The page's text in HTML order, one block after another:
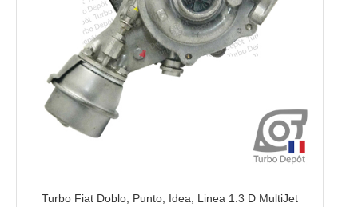
Turbo Fiat Doblo, Punto, Idea, Linea 1.3 D MultiJet